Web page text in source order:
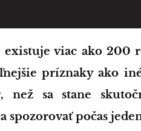
príznaky ako
než sa stane
spozorovať počas